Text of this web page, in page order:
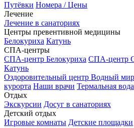
Путёвки Номера / Цены
Лечение
Лечение в санаториях
Центры превентивной медицины
Белокуриха Катунь
СПА-центры
СПА-центр Белокуриха СПА-центр
Катунь
Оздоровительный центр Водный мир
курорта Наши врачи Термальная вода
Отдых
Экскурсии Досуг в санаториях
Детский отдых
Игровые комнаты Детские площадки